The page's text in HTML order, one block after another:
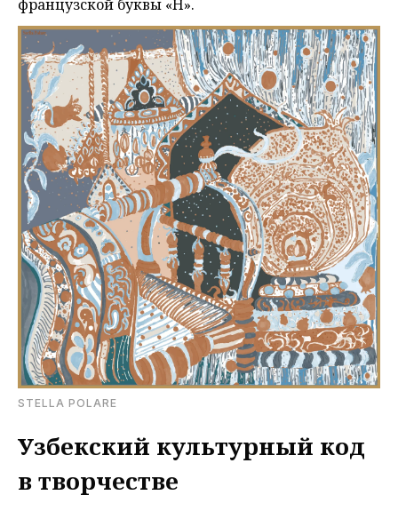
французской буквы «H».
STELLA POLARE
Узбекский культурный код
в творчестве